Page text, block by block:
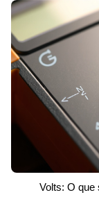
Volts: O que